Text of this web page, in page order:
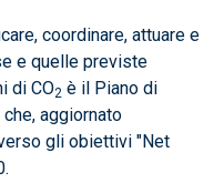
coordinare, attuare e
e quelle previste
di CO2 è il Piano di
aggiornato
gli obiettivi "Net